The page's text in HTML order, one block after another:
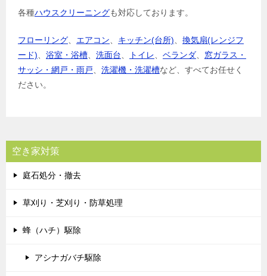
各種ハウスクリーニングも対応しております。
フローリング エアコン キッチン(台所)
換気扇(レンジフ
ード)
浴室・浴槽 洗面台 トイレ ベランダ
窓ガラス・
サッシ・網戸・雨戸
洗濯機・洗濯槽など、すべてお任せく
ださい。
空き家対策
庭石処分・撤去
草刈り・芝刈り・防草処理
蜂（ハチ）駆除
アシナガバチ駆除